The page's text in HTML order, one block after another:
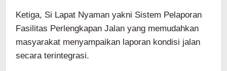
Ketiga, Si Lapat Nyaman yakni Sistem Pelaporan
Fasilitas Perlengkapan Jalan yang memudahkan
masyarakat menyampaikan laporan kondisi jalan
secara terintegrasi.